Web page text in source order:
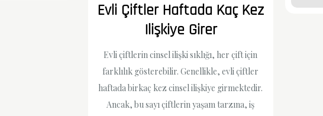
Evli Çiftler Haftada Kaç Kez
Ilişkiye Girer
Evli çiftlerin cinsel ilişki sıklığı, her çift için
farklılık gösterebilir. Genellikle, evli çiftler
haftada birkaç kez cinsel ilişkiye girmektedir.
Ancak, bu sayı çiftlerin yaşam tarzına, iş